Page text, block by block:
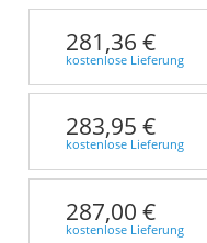
281,36 €
kostenlose Lieferung
283,95 €
kostenlose Lieferung
287,00 €
kostenlose Lieferung